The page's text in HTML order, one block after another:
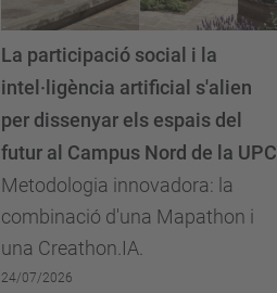
Metodologia innovadora: la
combinació d'una Mapathon i
una Creathon.IA.
La participació social i la
intel·ligència artificial s'alien
per dissenyar els espais del
futur al Campus Nord de la UPC
24/07/2026